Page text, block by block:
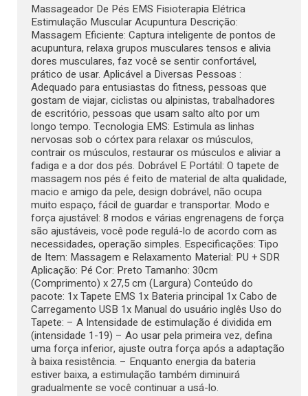
Massageador De Pés EMS Fisioterapia Elétrica
Estimulação Muscular Acupuntura Descrição:
Massagem Eficiente: Captura inteligente de pontos de
acupuntura, relaxa grupos musculares tensos e alivia
dores musculares, faz você se sentir confortável,
prático de usar. Aplicável a Diversas Pessoas :
Adequado para entusiastas do fitness, pessoas que
gostam de viajar, ciclistas ou alpinistas, trabalhadores
de escritório, pessoas que usam salto alto por um
longo tempo. Tecnologia EMS: Estimula as linhas
nervosas sob o córtex para relaxar os músculos,
contrair os músculos, restaurar os músculos e aliviar a
fadiga e a dor dos pés. Dobrável E Portátil: O tapete de
massagem nos pés é feito de material de alta qualidade,
macio e amigo da pele, design dobrável, não ocupa
muito espaço, fácil de guardar e transportar. Modo e
força ajustável: 8 modos e várias engrenagens de força
são ajustáveis, você pode regulá-lo de acordo com as
necessidades, operação simples. Especificações: Tipo
de Item: Massagem e Relaxamento Material: PU + SDR
Aplicação: Pé Cor: Preto Tamanho: 30cm
(Comprimento) x 27,5 cm (Largura) Conteúdo do
pacote: 1x Tapete EMS 1x Bateria principal 1x Cabo de
Carregamento USB 1x Manual do usuário inglês Uso do
Tapete: – A Intensidade de estimulação é dividida em
(intensidade 1-19) – Ao usar pela primeira vez, defina
uma força inferior, ajuste outra força após a adaptação
à baixa resistência. – Enquanto energia da bateria
estiver baixa, a estimulação também diminuirá
gradualmente se você continuar a usá-lo.